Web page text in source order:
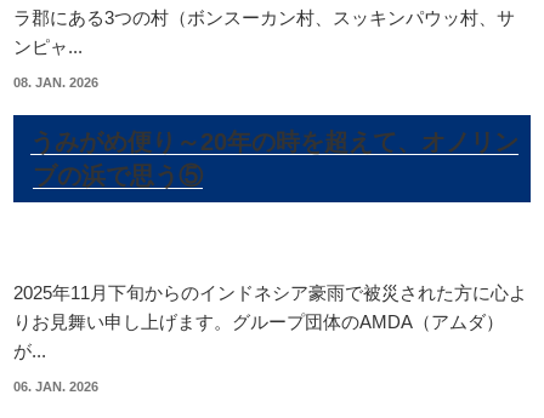
ラ郡にある3つの村（ボンスーカン村、スッキンパウッ村、サ
ンピャ...
08. JAN. 2026
うみがめ便り～20年の時を超えて、オノリン
ブの浜で思う⑤
2025年11月下旬からのインドネシア豪雨で被災された方に心よ
りお見舞い申し上げます。グループ団体のAMDA（アムダ）
が...
06. JAN. 2026